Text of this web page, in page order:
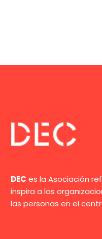
DEC es la Asociación
inspira a las
las personas en el